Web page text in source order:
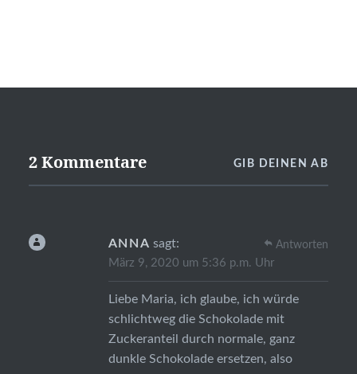
2 Kommentare GIB DEINEN AB
ANNA sagt:
März 9, 2020 um 5:36 p.m. Uhr
Liebe Maria, ich glaube, ich würde
schlichtweg die Schokolade mit
Zuckeranteil durch normale, ganz
dunkle Schokolade ersetzen, also
Antworten